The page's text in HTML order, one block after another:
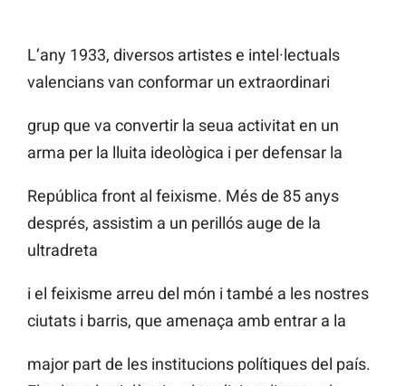
L’any 1933, diversos artistes e intel·lectuals
valencians van conformar un extraordinari
grup que va convertir la seua activitat en un
arma per la lluita ideològica i per defensar la
República front al feixisme. Més de 85 anys
després, assistim a un perillós auge de la
ultradreta
i el feixisme arreu del món i també a les nostres
ciutats i barris, que amenaça amb entrar a la
major part de les institucions polítiques del país.